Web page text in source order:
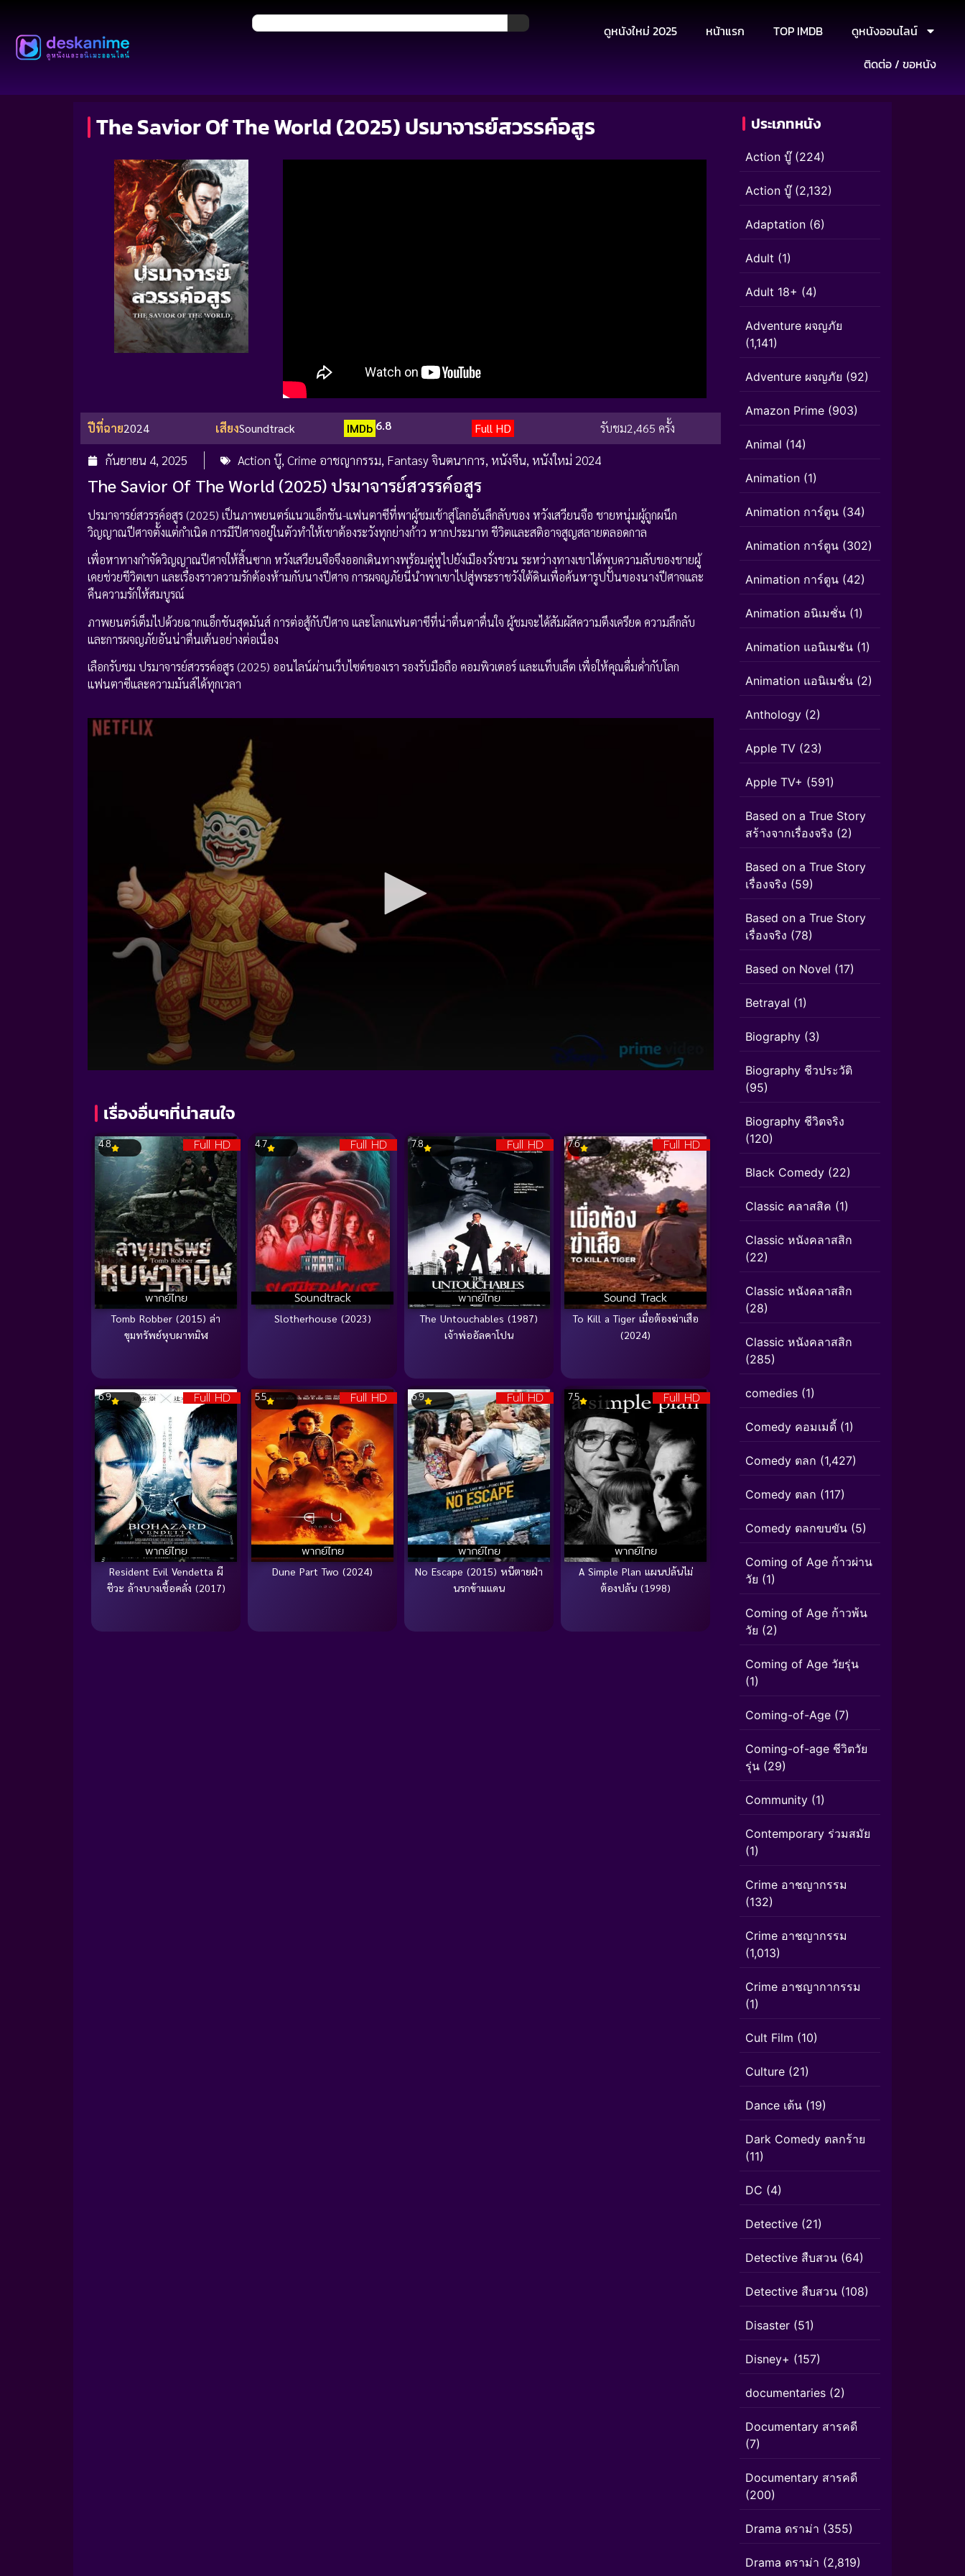
ดูหนังใหม่ 2025 หน้าแรก TOP IMDB
ดูหนังออนไลน์
ติดต่อ / ขอหนัง
The Savior Of The World (2025) ปรมาจารย์สวรรค์อสูร
ปีที่ฉาย2024 เสียงSoundtrack IMDb 6.8 Full HD รับชม2,465 ครั้ง
กันยายน 4, 2025 Action บู๊, Crime อาชญากรรม, Fantasy จินตนาการ, หนังจีน, หนังใหม่ 2024
The Savior Of The World (2025) ปรมาจารย์สวรรค์อสูร
ปรมาจารย์สวรรค์อสูร (2025) เป็นภาพยนตร์แนวแอ็กชัน-แฟนตาซีที่พาผู้ชมเข้าสู่โลกอันลึกลับของ หวังเสวียนจือ ชายหนุ่มผู้ถูกผนึก
วิญญาณปีศาจตั้งแต่กำเนิด การมีปีศาจอยู่ในตัวทำให้เขาต้องระวังทุกย่างก้าว หากประมาท ชีวิตและสติอาจสูญสลายตลอดกาล
เพื่อหาทางกำจัดวิญญาณปีศาจให้สิ้นซาก หวังเสวียนจือจึงออกเดินทางพร้อมคู่หูไปยังเมืองวั่งชวน ระหว่างทางเขาได้พบความลับของชายผู้
เคยช่วยชีวิตเขา และเรื่องราวความรักต้องห้ามกับนางปีศาจ การผจญภัยนี้นำพาเขาไปสู่พระราชวังใต้ดินเพื่อค้นหารูปปั้นของนางปีศาจและ
คืนความรักให้สมบูรณ์
ภาพยนตร์เต็มไปด้วยฉากแอ็กชันสุดมันส์ การต่อสู้กับปีศาจ และโลกแฟนตาซีที่น่าตื่นตาตื่นใจ ผู้ชมจะได้สัมผัสความตึงเครียด ความลึกลับ
และการผจญภัยอันน่าตื่นเต้นอย่างต่อเนื่อง
เลือกรับชม ปรมาจารย์สวรรค์อสูร (2025) ออนไลน์ผ่านเว็บไซต์ของเรา รองรับมือถือ คอมพิวเตอร์ และแท็บเล็ต เพื่อให้คุณดื่มด่ำกับโลก
แฟนตาซีและความมันส์ได้ทุกเวลา
เรื่องอื่นๆที่น่าสนใจ
Full HD
พากย์ไทย
4.8
Tomb Robber (2015) ล่า
ขุมทรัพย์หุบผาทมิฬ
Full HD
Soundtrack
4.7
Slotherhouse (2023)
Full HD
พากย์ไทย
7.8
The Untouchables (1987)
เจ้าพ่ออัลคาโปน
Full HD
Sound Track
7.6
To Kill a Tiger เมื่อต้องฆ่าเสือ
(2024)
Full HD
พากย์ไทย
6.9
Resident Evil Vendetta ผี
ชีวะ ล้างบางเชื้อคลั่ง (2017)
Full HD
พากย์ไทย
5.5
Dune Part Two (2024)
Full HD
พากย์ไทย
6.9
No Escape (2015) หนีตายฝ่า
นรกข้ามแดน
Full HD
พากย์ไทย
7.5
A Simple Plan แผนปล้นไม่
ต้องปล้น (1998)
ประเภทหนัง
Action บู๊(224)
Action บู๊(2,132)
Adaptation (6)
Adult (1)
Adult 18+ (4)
Adventure ผจญภัย
(1,141)
Adventure ผจญภัย (92)
Amazon Prime (903)
Animal (14)
Animation (1)
Animation การ์ตูน (34)
Animation การ์ตูน (302)
Animation การ์ตูน (42)
Animation อนิเมชั่น (1)
Animation แอนิเมชัน (1)
Animation แอนิเมชั่น (2)
Anthology (2)
Apple TV (23)
Apple TV+ (591)
Based on a True Story
สร้างจากเรื่องจริง (2)
Based on a True Story
เรื่องจริง (59)
Based on a True Story
เรื่องจริง (78)
Based on Novel (17)
Betrayal (1)
Biography (3)
Biography ชีวประวัติ
(95)
Biography ชีวิตจริง
(120)
Black Comedy (22)
Classic คลาสสิค (1)
Classic หนังคลาสสิก
(22)
Classic หนังคลาสสิก
(28)
Classic หนังคลาสสิก
(285)
comedies (1)
Comedy คอมเมดี้ (1)
Comedy ตลก (1,427)
Comedy ตลก (117)
Comedy ตลกขบขัน (5)
Coming of Age ก้าวผ่าน
วัย (1)
Coming of Age ก้าวพ้น
วัย (2)
Coming of Age วัยรุ่น
(1)
Coming-of-Age (7)
Coming-of-age ชีวิตวัย
รุ่น (29)
Community (1)
Contemporary ร่วมสมัย
(1)
Crime อาชญากรรม
(132)
Crime อาชญากรรม
(1,013)
Crime อาชญากากรรม
(1)
Cult Film (10)
Culture (21)
Dance เต้น (19)
Dark Comedy ตลกร้าย
(11)
DC (4)
Detective (21)
Detective สืบสวน (64)
Detective สืบสวน (108)
Disaster (51)
Disney+ (157)
documentaries (2)
Documentary สารคดี
(7)
Documentary สารคดี
(200)
Drama ดราม่า (355)
Drama ดราม่า (2,819)